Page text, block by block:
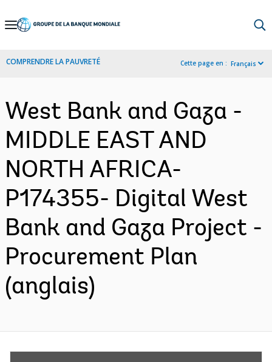
Skip
Navigation
COMPRENDRE LA PAUVRETÉ Cette page en : Français
West Bank and Gaza -
MIDDLE EAST AND
NORTH AFRICA-
P174355- Digital West
Bank and Gaza Project -
Procurement Plan
(anglais)